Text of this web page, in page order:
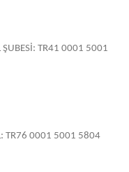
TR41 0001 5001
TR76 0001 5001 5804